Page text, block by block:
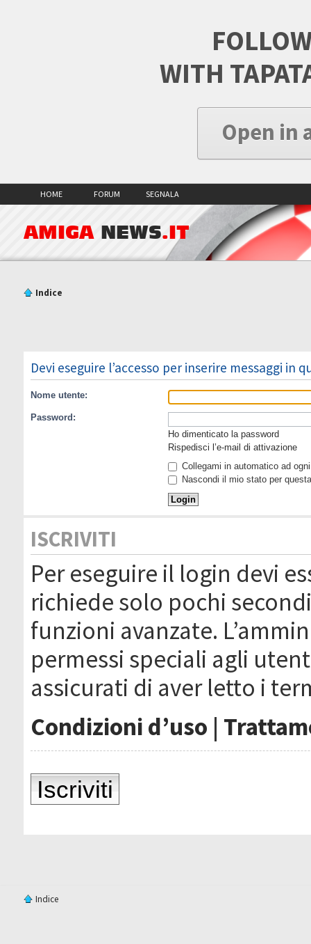
WITH
Open in
HOME FORUM SEGNALA
AMIGA NEWS.IT
Indice
Devi eseguire l’accesso per inserire messaggi in
Nome utente:
Password:
Ho dimenticato la password
Rispedisci l’e-mail di attivazione
Collegami in automatico ad
Nascondi il mio stato per
ISCRIVITI
Per eseguire il login devi
richiede solo pochi
funzioni avanzate.
permessi speciali agli
assicurati di aver letto i
Condizioni d’uso |
Iscriviti
Indice